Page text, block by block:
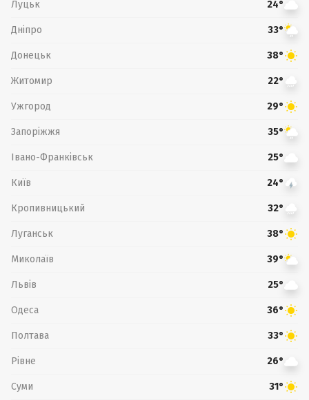
Луцьк 24°
Дніпро 33°
Донецьк 38°
Житомир 22°
Ужгород 29°
Запоріжжя 35°
Івано-Франківськ 25°
Київ 24°
Кропивницький 32°
Луганськ 38°
Миколаїв 39°
Львів 25°
Одеса 36°
Полтава 33°
Рівне 26°
Суми 31°